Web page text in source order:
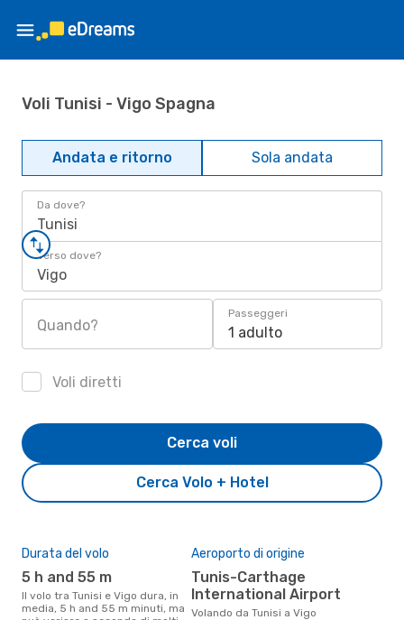
Voli Tunisi - Vigo Spagna
Andata e ritorno Sola andata
Da dove?
Tunisi
Verso dove?
Vigo
Quando?
Passeggeri
1 adulto
Voli diretti
Cerca Volo + Hotel
Cerca voli
Durata del volo
5 h and 55 m
Il volo tra Tunisi e Vigo dura, in
media, 5 h and 55 m minuti, ma
Aeroporto di origine
Tunis-Carthage
International Airport
Volando da Tunisi a Vigo